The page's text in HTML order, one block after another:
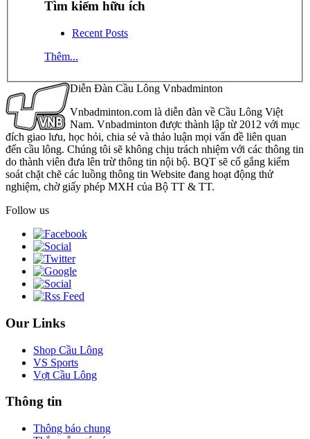
Tìm kiếm hữu ích
Recent Posts
Thêm...
Diễn Đàn Cầu Lông Vnbadminton
Vnbadminton.com là diễn đàn về Cầu Lông Việt
Nam. Vnbadminton được thành lập từ 2012 với mục
đích giao lưu, học hỏi, chia sẻ và thảo luận mọi vấn đề liên quan
đến cầu lông. Chúng tôi sẽ không chịu trách nhiệm với các thông tin
do thành viên đưa lên trừ thông tin nội bộ. BQT sẽ cố gắng kiểm
soát chặt chẽ các luồng thông tin Website đang hoạt động thử
nghiệm, chờ giấy phép MXH của Bộ TT & TT.
Follow us
Our Links
Shop Cầu Lông
VS Sports
Vợt Cầu Lông
Thông tin
Thông báo chung